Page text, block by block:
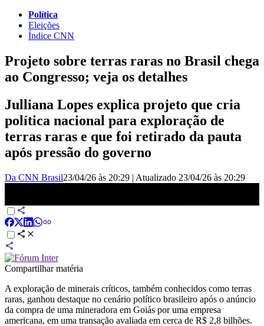
Política
Eleições
Índice CNN
Projeto sobre terras raras no Brasil chega
ao Congresso; veja os detalhes
Julliana Lopes explica projeto que cria
política nacional para exploração de
terras raras e que foi retirado da pauta
após pressão do governo
Da CNN Brasil23/04/26 às 20:29 | Atualizado 23/04/26 às 20:29
Compartilhar matéria
A exploração de minerais críticos, também conhecidos como terras
raras, ganhou destaque no cenário político brasileiro após o anúncio
da compra de uma mineradora em Goiás por uma empresa
americana, em uma transação avaliada em cerca de R$ 2,8 bilhões.